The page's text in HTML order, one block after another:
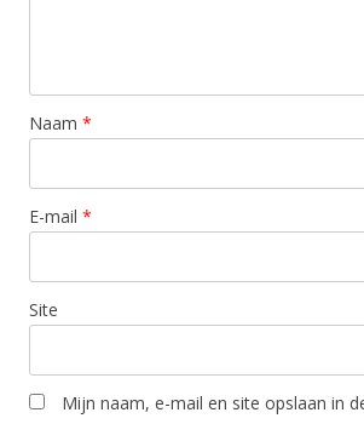
Naam *
E-mail *
Site
Mijn naam, e-mail en site opslaan in